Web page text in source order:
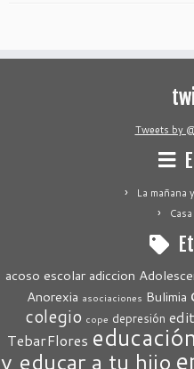
Tweets by
La mañana
acoso escolar adiccion
Anorexia asociaciones Bulimia
colegio cope depresión
TebarFlores educación
y educar a tu hijo